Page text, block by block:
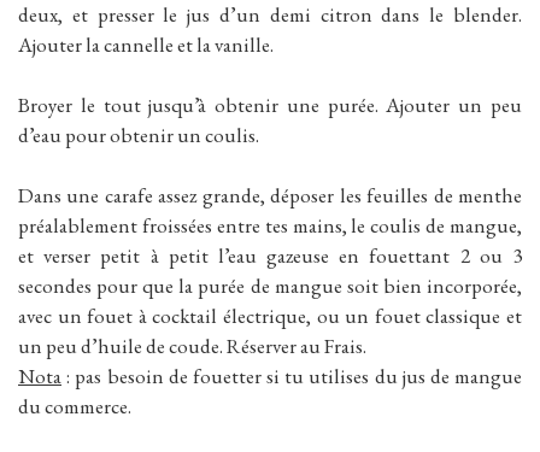
deux, et presser le jus d’un demi citron dans le blender.
Ajouter la cannelle et la vanille.
Broyer le tout jusqu’à obtenir une purée. Ajouter un peu
d’eau pour obtenir un coulis.
Dans une carafe assez grande, déposer les feuilles de menthe
préalablement froissées entre tes mains, le coulis de mangue,
et verser petit à petit l’eau gazeuse en fouettant 2 ou 3
secondes pour que la purée de mangue soit bien incorporée,
avec un fouet à cocktail électrique, ou un fouet classique et
un peu d’huile de coude. Réserver au Frais.
Nota: pas besoin de fouetter si tu utilises du jus de mangue
du commerce.